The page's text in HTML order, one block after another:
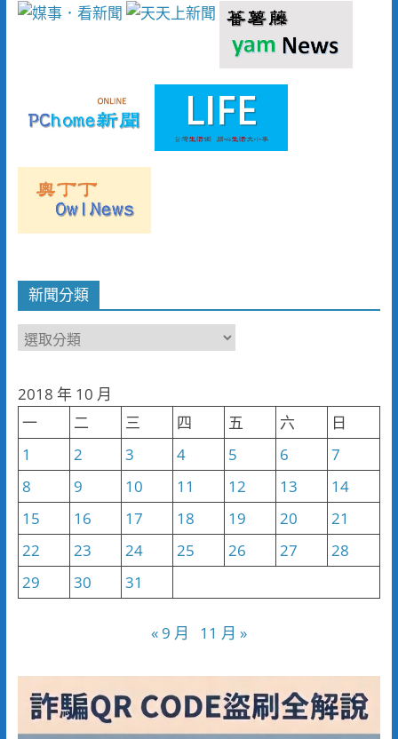
新聞分類
新
類
2018 年 10 月
一
二 三 四 五 六
日
1
2 3 4 5 6
7
8
9 10 11 12 13
14
15
16 17 18 19 20
21
22
23 24 25 26 27
28
29
30 31
« 9 月 11 月 »